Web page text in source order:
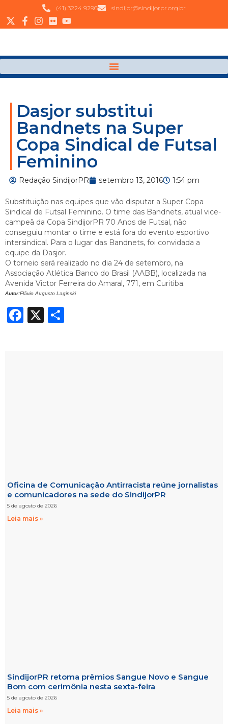
(41) 3224 9296 sindijor@sindijorpr.org.br
Dasjor substitui
Bandnets na Super
Copa Sindical de Futsal
Feminino
Redação SindijorPR setembro 13, 2016 1:54 pm
Substituição nas equipes que vão disputar a Super Copa
Sindical de Futsal Feminino. O time das Bandnets, atual vice-
campeã da Copa SindijorPR 70 Anos de Futsal, não
conseguiu montar o time e está fora do evento esportivo
intersindical. Para o lugar das Bandnets, foi convidada a
equipe da Dasjor.
O torneio será realizado no dia 24 de setembro, na
Associação Atlética Banco do Brasil (AABB), localizada na
Avenida Victor Ferreira do Amaral, 771, em Curitiba.
Autor:Flávio Augusto Laginski
Facebook
X
Oficina de Comunicação Antirracista reúne jornalistas
e comunicadores na sede do SindijorPR
5 de agosto de 2026
Leia mais »
SindijorPR retoma prêmios Sangue Novo e Sangue
Bom com cerimônia nesta sexta-feira
5 de agosto de 2026
Leia mais »